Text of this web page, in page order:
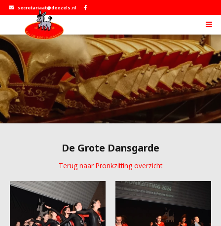
secretariaat@deezels.nl
De Grote Dansgarde
Terug naar Pronkzitting overzicht